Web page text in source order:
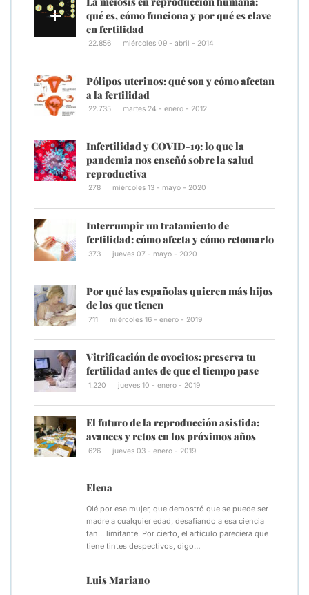
qué es, cómo funciona y por qué es clave
en fertilidad
22.856 miércoles 09 - abril - 2014
Pólipos uterinos: qué son y cómo afectan
a la fertilidad
22.735 martes 24 - enero - 2012
Infertilidad y COVID-19: lo que la
pandemia nos enseñó sobre la salud
reproductiva
278 miércoles 13 - mayo - 2020
Interrumpir un tratamiento de
fertilidad: cómo afecta y cómo retomarlo
373 jueves 07 - mayo - 2020
Por qué las españolas quieren más hijos
de los que tienen
711 miércoles 16 - enero - 2019
Vitrificación de ovocitos: preserva tu
fertilidad antes de que el tiempo pase
1.220 jueves 10 - enero - 2019
El futuro de la reproducción asistida:
avances y retos en los próximos años
626 jueves 03 - enero - 2019
Elena
Olé por esa mujer, que demostró que se puede ser
madre a cualquier edad, desafiando a esa ciencia
tan... limitante. Por cierto, el artículo pareciera que
tiene tintes despectivos, digo…
Luis Mariano